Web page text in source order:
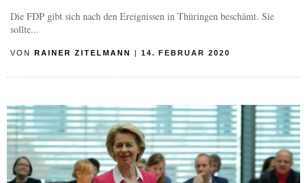
Die FDP gibt sich nach den Ereignissen in Thüringen beschämt. Sie
sollte...
VON RAINER ZITELMANN | 14. FEBRUAR 2020